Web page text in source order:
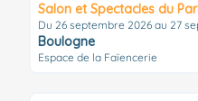
Salon et Spectacles du
Du 26 septembre 2026 au 27
Boulogne
Espace de la Faïencerie